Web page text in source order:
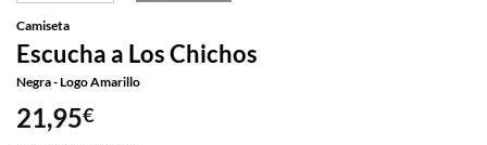
Camiseta
Escucha a Los Chichos
Negra - Logo Amarillo
21,95€